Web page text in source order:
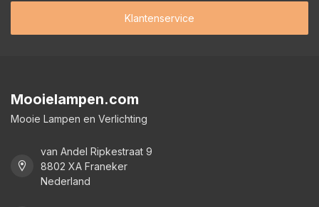
Klantenservice
Mooielampen.com
Mooie Lampen en Verlichting
van Andel Ripkestraat 9
8802 XA Franeker
Nederland